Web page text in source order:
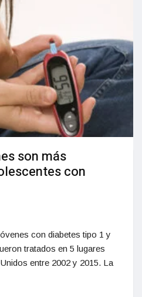
son más
con
con diabetes tipo 1 y
tratados en 5 lugares
entre 2002 y 2015. La